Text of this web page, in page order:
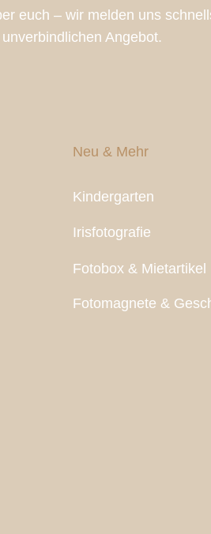
euch – wir melden uns
Angebot.
Neu & Mehr
Kindergarten
Irisfotografie
Fotobox & Mietartikel
Fotomagnete &